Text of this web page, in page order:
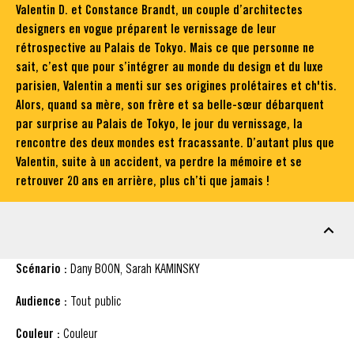
Valentin D. et Constance Brandt, un couple d’architectes
designers en vogue préparent le vernissage de leur
rétrospective au Palais de Tokyo. Mais ce que personne ne
sait, c’est que pour s’intégrer au monde du design et du luxe
parisien, Valentin a menti sur ses origines prolétaires et ch'tis.
Alors, quand sa mère, son frère et sa belle-sœur débarquent
par surprise au Palais de Tokyo, le jour du vernissage, la
rencontre des deux mondes est fracassante. D’autant plus que
Valentin, suite à un accident, va perdre la mémoire et se
retrouver 20 ans en arrière, plus ch’ti que jamais !
Scénario : Dany BOON, Sarah KAMINSKY
Audience : Tout public
Couleur : Couleur